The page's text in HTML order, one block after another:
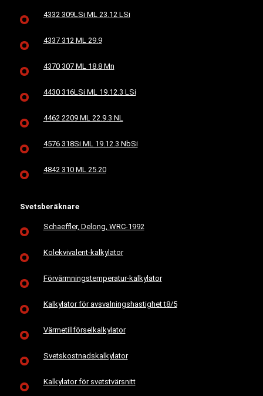
4332 309LSi ML 23.12 LSi
4337 312 ML 29.9
4370 307 ML 18.8 Mn
4430 316LSi ML 19.12.3 LSi
4462 2209 ML 22.9.3 NL
4576 318Si ML 19.12.3 NbSi
4842 310 ML 25.20
Svetsberäknare
Schaeffler, Delong, WRC-1992
Kolekvivalent-kalkylator
Förvärmningstemperatur-kalkylator
Kalkylator för avsvalningshastighet t8/5
Värmetillförselkalkylator
Svetskostnadskalkylator
Kalkylator för svetstvärsnitt